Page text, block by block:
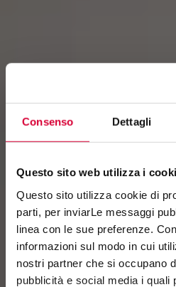
Consenso Dettagli
Questo sito web utilizza i
Questo sito utilizza cookie di
parti, per inviarLe messaggi
linea con le sue preferenze.
informazioni sul modo in cui
nostri partner che si occupano
pubblicità e social media i quali
Nature